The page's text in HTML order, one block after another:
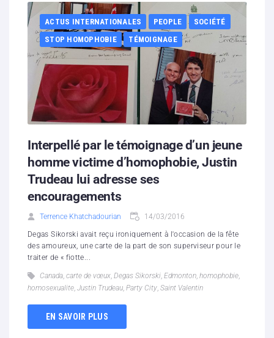
Boutique
Partenaires
Contacts
Hébergement solidaire
ACTUS INTERNATIONALES PEOPLE
SOCIÉTÉ
STOP HOMOPHOBIE
TÉMOIGNAGE
Interpellé par le témoignage d’un jeune
homme victime d’homophobie, Justin
Trudeau lui adresse ses
encouragements
Terrence Khatchadourian 14/03/2016
Degas Sikorski avait reçu ironiquement à l'occasion de la fête
des amoureux, une carte de la part de son superviseur pour le
traiter de « fiotte...
Canada, carte de vœux, Degas Sikorski, Edmonton, homophobie,
homosexualite, Justin Trudeau, Party City, Saint Valentin
EN SAVOIR PLUS